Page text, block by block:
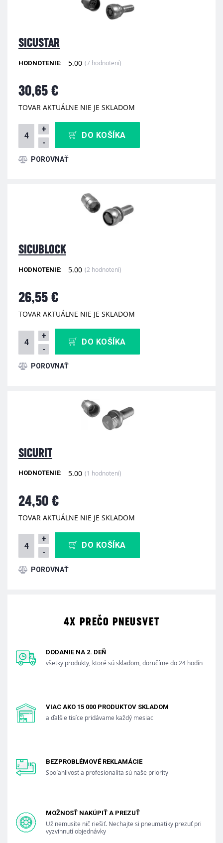
SICUSTAR
HODNOTENIE: 5.00 (7 hodnotení)
30,65 €
TOVAR AKTUÁLNE NIE JE SKLADOM
+
-
DO KOŠÍKA
SICUBLOCK
HODNOTENIE: 5.00 (2 hodnotení)
26,55 €
TOVAR AKTUÁLNE NIE JE SKLADOM
+
-
DO KOŠÍKA
SICURIT
HODNOTENIE: 5.00 (1 hodnotení)
24,50 €
TOVAR AKTUÁLNE NIE JE SKLADOM
+
-
DO KOŠÍKA
4X PREČO PNEUSVET
DODANIE NA 2. DEŇ
všetky produkty, ktoré sú skladom, doručíme do 24 hodín
VIAC AKO 15 000 PRODUKTOV SKLADOM
a ďalšie tisíce pridávame každý mesiac
BEZPROBLÉMOVÉ REKLAMÁCIE
Spoľahlivosť a profesionalita sú naše priority
MOŽNOSŤ NAKÚPIŤ A PREZUŤ
Už nemusíte nič riešiť. Nechajte si pneumatiky prezuť pri
vyzvihnutí objednávky